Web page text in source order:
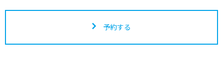
予約する